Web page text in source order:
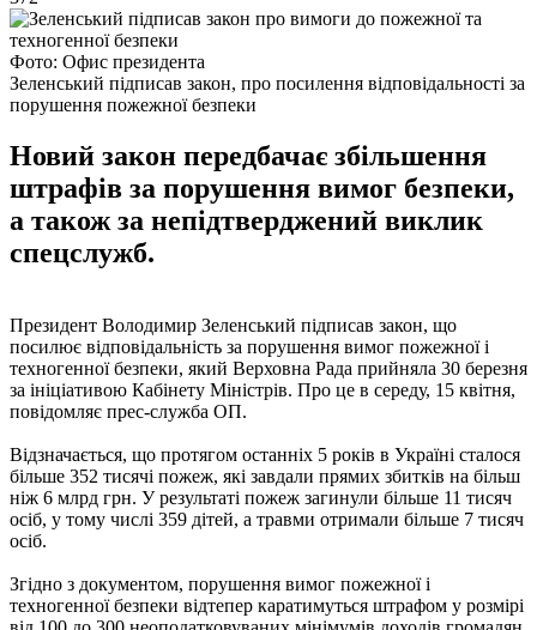
Фото: Офис президента
Зеленський підписав закон, про посилення відповідальності за
порушення пожежної безпеки
Новий закон передбачає збільшення
штрафів за порушення вимог безпеки,
а також за непідтверджений виклик
спецслужб.
Президент Володимир Зеленський підписав закон, що
посилює відповідальність за порушення вимог пожежної і
техногенної безпеки, який Верховна Рада прийняла 30 березня
за ініціативою Кабінету Міністрів. Про це в середу, 15 квітня,
повідомляє прес-служба ОП.
Відзначається, що протягом останніх 5 років в Україні сталося
більше 352 тисячі пожеж, які завдали прямих збитків на більш
ніж 6 млрд грн. У результаті пожеж загинули більше 11 тисяч
осіб, у тому числі 359 дітей, а травми отримали більше 7 тисяч
осіб.
Згідно з документом, порушення вимог пожежної і
техногенної безпеки відтепер каратимуться штрафом у розмірі